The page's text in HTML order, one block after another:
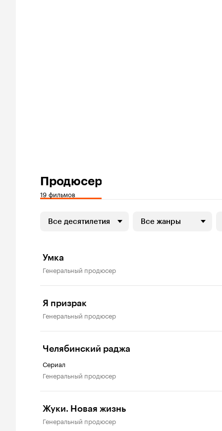
Продюсер
19 фильмов
Все десятилетия Все жанры
Умка
генеральный продюсер
Я призрак
генеральный продюсер
Челябинский раджа
Сериал
генеральный продюсер
Жуки. Новая жизнь
генеральный продюсер